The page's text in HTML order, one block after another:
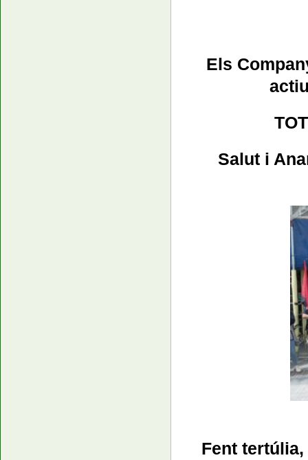
Els
Salut i
Fent